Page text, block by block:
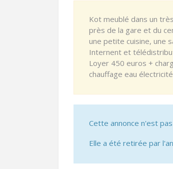
Kot meublé dans un
près de la gare et du
une petite cuisine, une
Internent et
Loyer 450 euros +
chauffage eau
Cette annonce n'est
Elle a été retirée par